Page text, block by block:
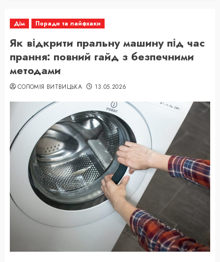
Дім Поради та лайфхаки
Як відкрити пральну машину під час
прання: повний гайд з безпечними
методами
СОЛОМІЯ ВИТВИЦЬКА 13.05.2026